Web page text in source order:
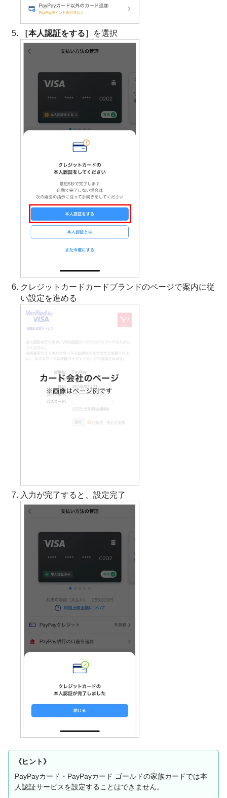
［本人認証をする］ を選択
クレジットカードカードブランドのページで案内に従
い設定を進める
入力が完了すると、設定完了
《ヒント》
PayPayカード・PayPayカード ゴールドの家族カードでは本
人認証サービスを設定することはできません。